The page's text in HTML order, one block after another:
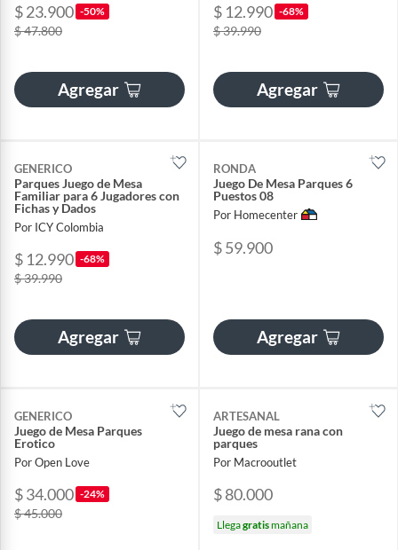
$ 23.900 -50%
$ 47.800
Agregar
$ 12.990 -68%
$ 39.990
Agregar
GENERICO
Parques Juego de Mesa
Familiar para 6 Jugadores con
Fichas y Dados
Por ICY Colombia
$ 12.990 -68%
$ 39.990
Agregar
RONDA
Juego De Mesa Parques 6
Puestos 08
Por Homecenter
$ 59.900
Agregar
GENERICO
Juego de Mesa Parques
Erotico
Por Open Love
$ 34.000 -24%
$ 45.000
ARTESANAL
Juego de mesa rana con
parques
Por Macrooutlet
$ 80.000
Llegagratismañana